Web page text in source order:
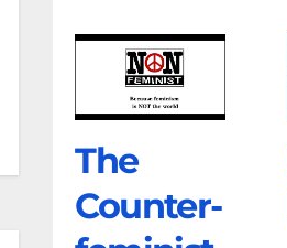
The
Counter­